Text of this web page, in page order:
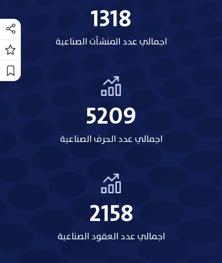
1318
اجمالي عدد المنشآت الصناعية
5209
اجمالي عدد الحرف الصناعية
2158
اجمالي عدد العقود الصناعية